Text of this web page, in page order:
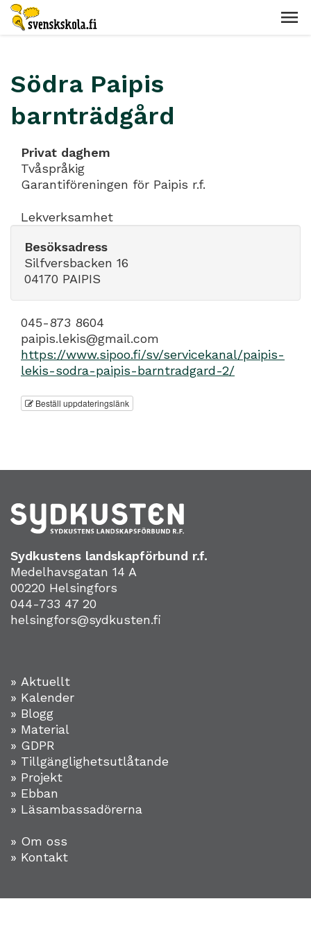
Södra Paipis
barnträdgård
Privat daghem
Tvåspråkig
Garantiföreningen för Paipis r.f.
Lekverksamhet
Besöksadress
Silfversbacken 16
04170 PAIPIS
045-873 8604
paipis.lekis@gmail.com
https://www.sipoo.fi/sv/servicekanal/paipis-
lekis-sodra-paipis-barntradgard-2/
Beställ uppdateringslänk
Sydkustens landskapförbund r.f.
Medelhavsgatan 14 A
00220 Helsingfors
044-733 47 20
helsingfors@sydkusten.fi
» Aktuellt
» Kalender
» Blogg
» Material
» GDPR
» Tillgänglighetsutlåtande
» Projekt
» Ebban
» Läsambassadörerna
» Om oss
» Kontakt